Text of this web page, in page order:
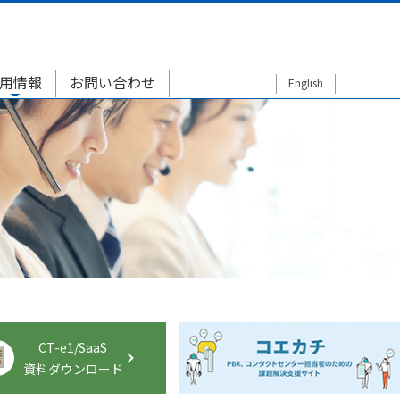
English
情報 お問い合わせ
CT-e1/SaaS
資料ダウンロード